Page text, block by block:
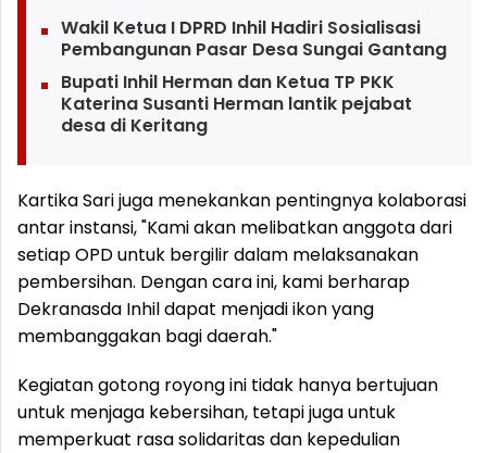
Wakil Ketua I DPRD Inhil Hadiri Sosialisasi
Pembangunan Pasar Desa Sungai Gantang
Bupati Inhil Herman dan Ketua TP PKK
Katerina Susanti Herman lantik pejabat
desa di Keritang
Kartika Sari juga menekankan pentingnya kolaborasi
antar instansi, "Kami akan melibatkan anggota dari
setiap OPD untuk bergilir dalam melaksanakan
pembersihan. Dengan cara ini, kami berharap
Dekranasda Inhil dapat menjadi ikon yang
membanggakan bagi daerah."
Kegiatan gotong royong ini tidak hanya bertujuan
untuk menjaga kebersihan, tetapi juga untuk
memperkuat rasa solidaritas dan kepedulian